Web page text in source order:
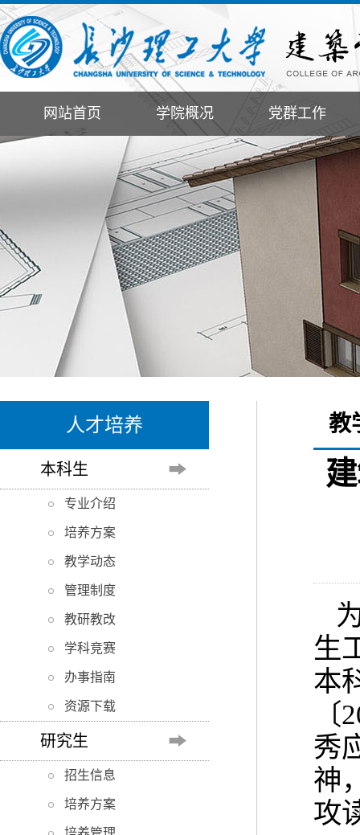
网站首页 学院概况 党群工作
人才培养
本科生
专业介绍
培养方案
教学动态
管理制度
教研教改
学科竞赛
办事指南
资源下载
研究生
招生信息
培养方案
教
生
本
秀
神
攻